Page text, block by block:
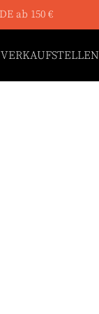
ab 150 €
VERKAUFSTELLEN